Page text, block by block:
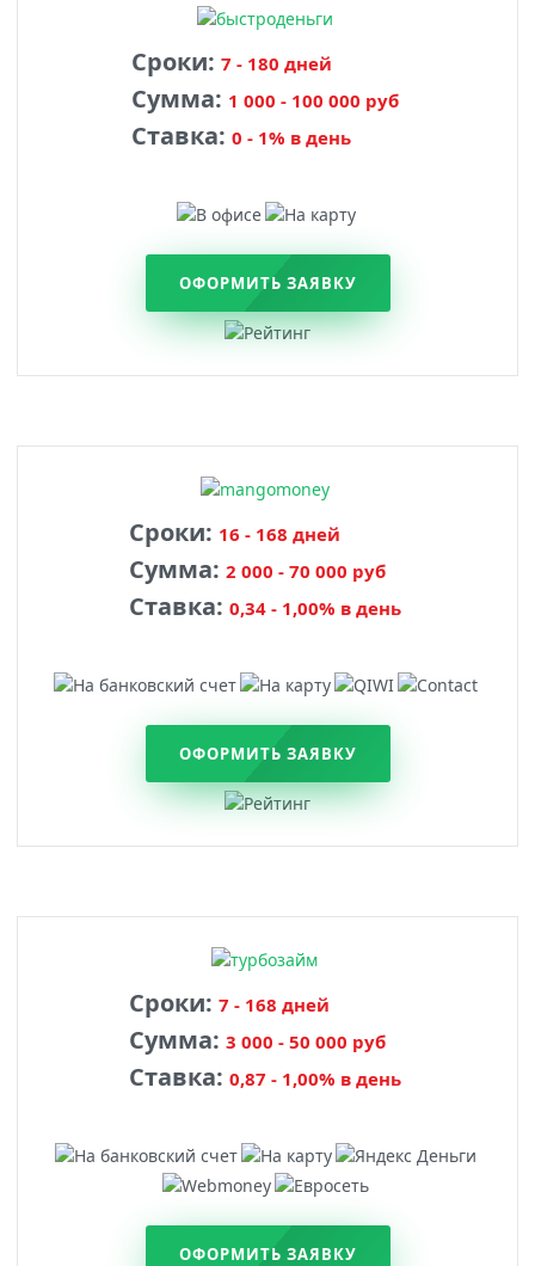
Сроки: 7 - 180 дней
Сумма: 1 000 - 100 000 руб
Ставка: 0 - 1% в день
ОФОРМИТЬ ЗАЯВКУ
Сроки: 16 - 168 дней
Сумма: 2 000 - 70 000 руб
Ставка: 0,34 - 1,00% в день
ОФОРМИТЬ ЗАЯВКУ
Сроки: 7 - 168 дней
Сумма: 3 000 - 50 000 руб
Ставка: 0,87 - 1,00% в день
ОФОРМИТЬ ЗАЯВКУ